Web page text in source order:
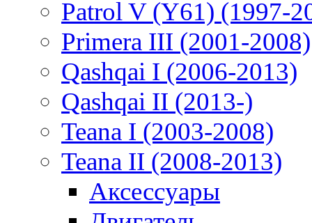
Patrol V (Y61) (1997-
Primera III (2001-2008)
Qashqai I (2006-2013)
Qashqai II (2013-)
Teana I (2003-2008)
Teana II (2008-2013)
Аксессуары